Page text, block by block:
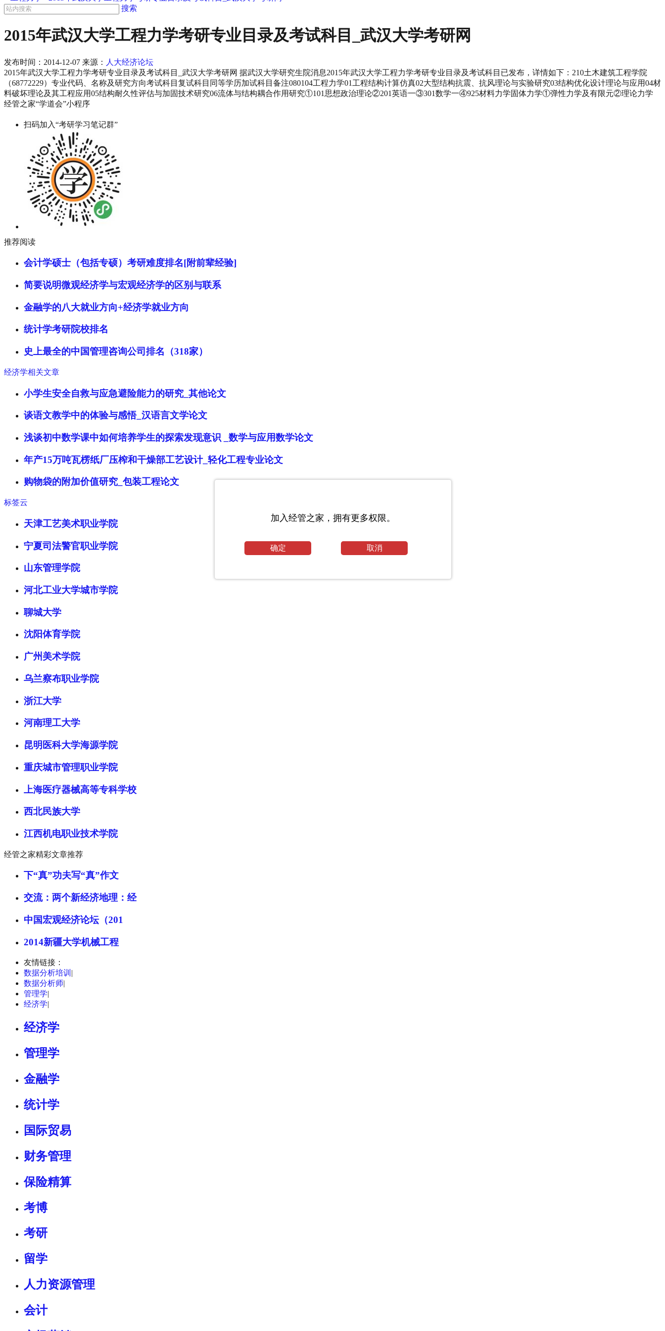
搜索
2015年武汉大学工程力学考研专业目录及考试科目_武汉大学考研网
发布时间： 2014-12-07 来源： 人大经济论坛
2015年武汉大学工程力学考研专业目录及考试科目_武汉大学考研网 据武汉大学研究生院消息2015年武汉大学工程力学考研专业目录及考试科目已发布，详情如下：210土木建筑工程学院
（68772229）专业代码、名称及研究方向考试科目复试科目同等学历加试科目备注080104工程力学01工程结构计算仿真02大型结构抗震、抗风理论与实验研究03结构优化设计理论与应用04材
料破坏理论及其工程应用05结构耐久性评估与加固技术研究06流体与结构耦合作用研究①101思想政治理论②201英语一③301数学一④925材料力学固体力学①弹性力学及有限元②理论力学
经管之家“学道会”小程序
扫码加入“考研学习笔记群”
推荐阅读
会计学硕士（包括专硕）考研难度排名[附前辈经验]
简要说明微观经济学与宏观经济学的区别与联系
金融学的八大就业方向+经济学就业方向
统计学考研院校排名
史上最全的中国管理咨询公司排名（318家）
经济学相关文章
小学生安全自救与应急避险能力的研究_其他论文
谈语文教学中的体验与感悟_汉语言文学论文
浅谈初中数学课中如何培养学生的探索发现意识 _数学与应用数学论文
年产15万吨瓦楞纸厂压榨和干燥部工艺设计_轻化工程专业论文
购物袋的附加价值研究_包装工程论文
标签云
天津工艺美术职业学院
宁夏司法警官职业学院
山东管理学院
河北工业大学城市学院
聊城大学
沈阳体育学院
广州美术学院
乌兰察布职业学院
浙江大学
河南理工大学
昆明医科大学海源学院
重庆城市管理职业学院
上海医疗器械高等专科学校
西北民族大学
江西机电职业技术学院
经管之家精彩文章推荐
下“真”功夫写“真”作文
交流：两个新经济地理：经
中国宏观经济论坛（201
2014新疆大学机械工程
友情链接：
数据分析培训 |
数据分析师|
管理学|
经济学|
经济学
管理学
金融学
统计学
国际贸易
财务管理
保险精算
考博
考研
留学
人力资源管理
会计
加入经管之家，拥有更多权限。
确定 取消